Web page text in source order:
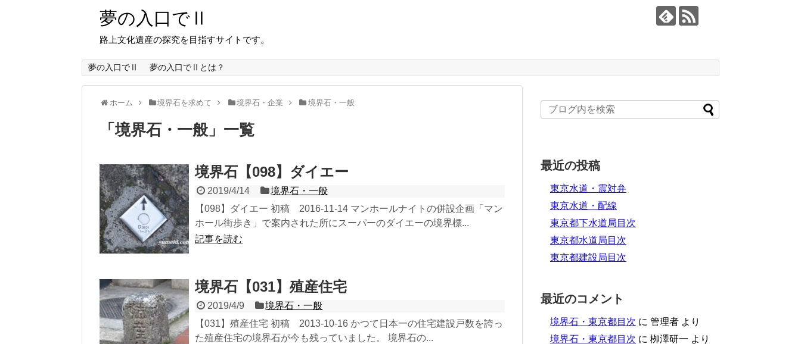
夢の入口でⅡ
路上文化遺産の探究を目指すサイトです。
夢の入口でⅡ 夢の入口でⅡとは？
ホーム 境界石を求めて 境界石・企業 境界石・一般
「境界石・一般 」 一覧
境界石【098】ダイエー
2019/4/14
境界石・一般
【098】ダイエー 初稿 2016-11-14 マンホールナイトの併設企画「マン
ホール街歩き」で案内された所にスーパーのダイエーの境界標...
記事を読む
境界石【031】殖産住宅
2019/4/9
境界石・一般
【031】殖産住宅 初稿 2013-10-16 かつて日本一の住宅建設戸数を誇っ
た殖産住宅の境界石が今も残っていました。 境界石の...
最近の投稿
東京水道・震対弁
東京水道・配線
東京都下水道局目次
東京都水道局目次
東京都建設局目次
最近のコメント
境界石・東京都目次 に 管理者 より
境界石・東京都目次 に 栁澤研一 より